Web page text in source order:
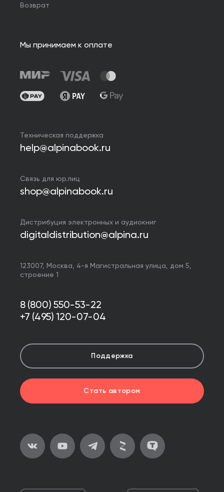
Возврат
Мы принимаем к оплате
Техническая поддержка
help@alpinabook.ru
Связь для юр.лиц
shop@alpinabook.ru
Дистрибуция электронных и аудиокниг
digitaldistribution@alpina.ru
123007, Москва, 4-я Магистральная улица, дом 5,
строение 1
8 (800) 550-53-22
+7 (495) 120-07-04
Поддержка
Стать автором